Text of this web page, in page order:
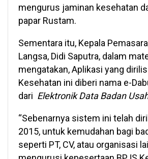
mengurus jaminan kesehatan
papar Rustam.
Sementara itu, Kepala
Langsa, Didi Saputra, dalam
mengatakan, Aplikasi yang
Kesehatan ini diberi nama e-
dari Elektronik Data Badan
“Sebenarnya sistem ini telah
2015, untuk kemudahan bagi
seperti PT, CV, atau organisasi